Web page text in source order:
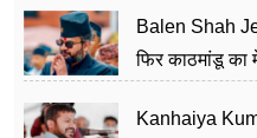
Balen Shah
फिर काठमांडू का
Kanhaiya